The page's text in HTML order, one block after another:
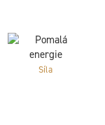
Síla